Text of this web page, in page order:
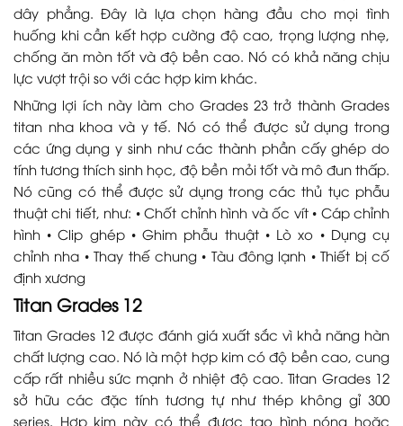
dây phẳng. Đây là lựa chọn hàng đầu cho mọi tình
huống khi cần kết hợp cường độ cao, trọng lượng nhẹ,
chống ăn mòn tốt và độ bền cao. Nó có khả năng chịu
lực vượt trội so với các hợp kim khác.
Những lợi ích này làm cho Grades 23 trở thành Grades
titan nha khoa và y tế. Nó có thể được sử dụng trong
các ứng dụng y sinh như các thành phần cấy ghép do
tính tương thích sinh học, độ bền mỏi tốt và mô đun thấp.
Nó cũng có thể được sử dụng trong các thủ tục phẫu
thuật chi tiết, như: • Chốt chỉnh hình và ốc vít • Cáp chỉnh
hình • Clip ghép • Ghim phẫu thuật • Lò xo • Dụng cụ
chỉnh nha • Thay thế chung • Tàu đông lạnh • Thiết bị cố
định xương
Titan Grades 12
Titan Grades 12 được đánh giá xuất sắc vì khả năng hàn
chất lượng cao. Nó là một hợp kim có độ bền cao, cung
cấp rất nhiều sức mạnh ở nhiệt độ cao. Titan Grades 12
sở hữu các đặc tính tương tự như thép không gỉ 300
series. Hợp kim này có thể được tạo hình nóng hoặc